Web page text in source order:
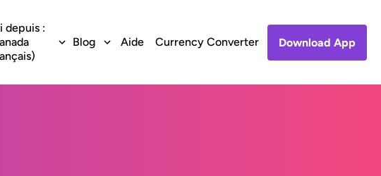
depuis :
Blog Aide Currency Converter Download App